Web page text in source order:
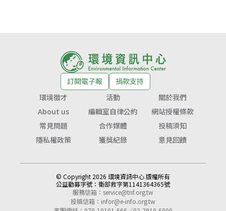
訂閱電子報
捐款支持
環境徵才
活動
關於我們
About us
編輯室自律公約
網站授權條款
常見問題
合作媒體
投稿須知
隱私權政策
獲獎紀錄 意見回饋
© Copyright 2026 環境資訊中心 版權所有
公益勸募字號： 衛部救字第1141364365號
服務信箱： service@tnf.org.tw
投稿信箱： infor@e-info.org.tw